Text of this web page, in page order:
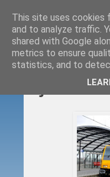
2015. 06. 24.
Újabb
This site uses cookies
and to analyze traffic.
shared with Google
metrics to ensure
statistics, and to